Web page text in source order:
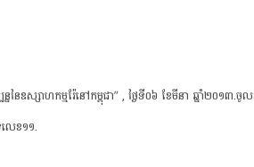
ៃឧស្សាហកម្មរ៉ែនៅកម្ពុជា” , ថ្ងៃទី០៦ ខែមីនា ឆ្នាំ២០១៣.ចូ
លេខ១១.